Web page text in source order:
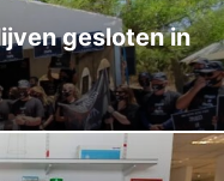
TWEEDE WERELDOORLOG
gesloten in